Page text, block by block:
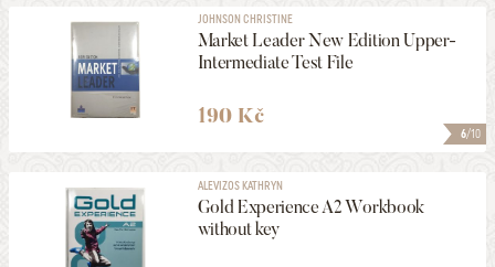
6/10
JOHNSON CHRISTINE
Market Leader New Edition Upper-
Intermediate Test File
190 Kč
ALEVIZOS KATHRYN
Gold Experience A2 Workbook
without key